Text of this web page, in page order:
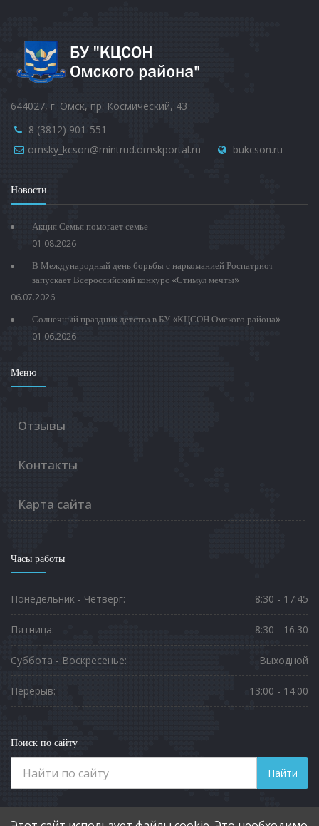
644027, г. Омск, пр. Космический, 43
8 (3812) 901-551
omsky_kcson@mintrud.omskportal.ru
bukcson.ru
Новости
Акция Семья помогает семье
01.08.2026
В Международный день борьбы с наркоманией Роспатриот
запускает Всероссийский конкурс «Стимул мечты»
06.07.2026
Солнечный праздник детства в БУ «КЦСОН Омского района»
01.06.2026
Меню
Отзывы
Контакты
Карта сайта
Часы работы
Понедельник - Четверг: 8:30 - 17:45
Пятница: 8:30 - 16:30
Суббота - Воскресенье: Выходной
Перерыв: 13:00 - 14:00
Поиск по сайту
Найти
Телефоны